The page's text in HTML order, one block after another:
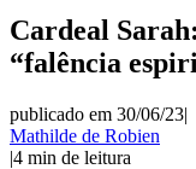
Cardeal
“falência
publicado em 30/06/23|
Mathilde de Robien
|4 min de leitura